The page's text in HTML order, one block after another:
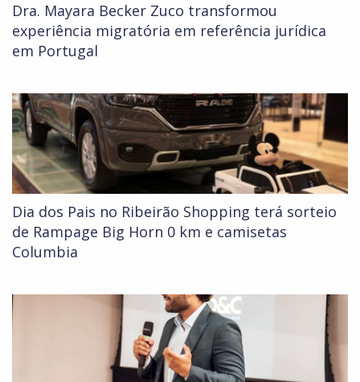
Dra. Mayara Becker Zuco transformou
experiência migratória em referência jurídica
em Portugal
Dia dos Pais no Ribeirão Shopping terá sorteio
de Rampage Big Horn 0 km e camisetas
Columbia